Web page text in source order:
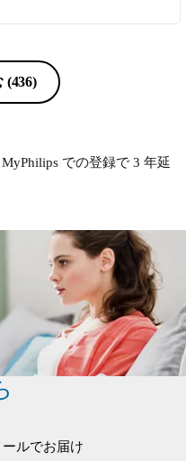
(436)
での登録で 3 年延
ルでお届け